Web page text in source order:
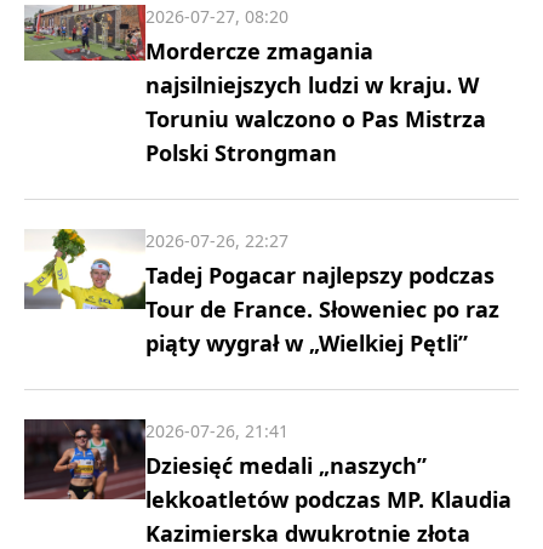
Mordercze zmagania
najsilniejszych ludzi w kraju. W
Toruniu walczono o Pas Mistrza
Polski Strongman
2026-07-27, 08:20
Tadej Pogacar najlepszy podczas
Tour de France. Słoweniec po raz
piąty wygrał w „Wielkiej Pętli”
2026-07-26, 22:27
Dziesięć medali „naszych”
lekkoatletów podczas MP. Klaudia
Kazimierska dwukrotnie złota
2026-07-26, 21:41